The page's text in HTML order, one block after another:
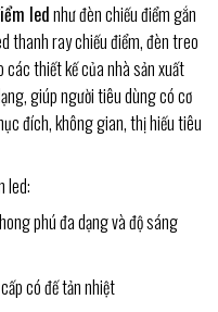
lednhư đèn chiếu điểm gắn
thanh ray chiếu điểm, đèn treo
các thiết kế của nhà sản xuất
giúp người tiêu dùng có cơ
đích, không gian, thị hiếu tiêu
led:
phú đa dạng và độ sáng
có đế tản nhiệt